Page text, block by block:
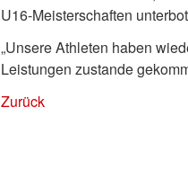
U16-Meisterschaften
„Unsere Athleten haben
Leistungen zustande
Zurück